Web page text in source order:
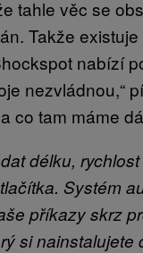
tahle věc se
Takže
nabízí
nezvládnou,“
co tam máme
délku,
Systém
příkazy skrz
si nainstalujete